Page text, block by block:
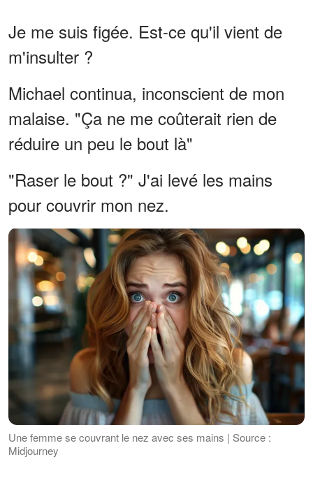
Je me suis figée. Est-ce qu'il vient de
m'insulter ?
Michael continua, inconscient de mon
malaise. "Ça ne me coûterait rien de
réduire un peu le bout là"
"Raser le bout ?" J'ai levé les mains
pour couvrir mon nez.
Une femme se couvrant le nez avec ses mains | Source :
Midjourney